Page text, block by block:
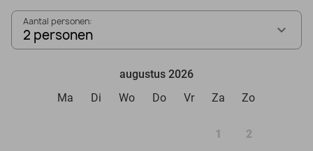
Aantal personen:
2 personen
augustus 2026
Ma
Di Wo Do Vr Za Zo
1 2